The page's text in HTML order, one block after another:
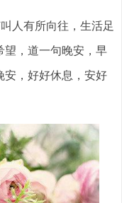
人有所向往，生活足
望，道一句晚安，早
安，好好休息，安好